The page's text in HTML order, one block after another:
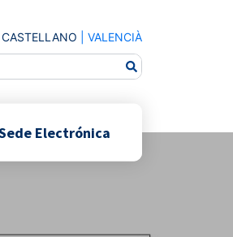
CASTELLANO VALENCIÀ
Electrónica